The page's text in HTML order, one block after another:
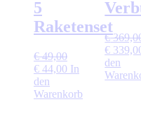
5
Raketenset
€49,00
Ursprünglicher
Preis
war:
€ 44,00 Aktueller
ist:
In
den
Warenkorb
€
Preis
war:
€
den